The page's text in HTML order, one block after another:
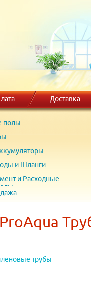
Доставка
полы
и Шланги
и Расходные
трубы